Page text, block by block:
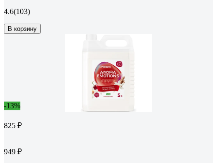
4.6(103)
В корзину
-13%
825 ₽
949 ₽